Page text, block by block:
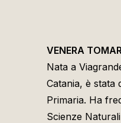
VENERA
Nata a
Catania, è stata
Primaria. Ha
Scienze